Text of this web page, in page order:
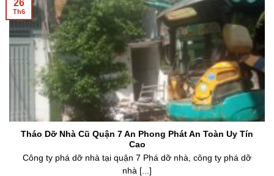
Tháo Dỡ Nhà Cũ Quận 7 An Phong Phát An Toàn Uy Tín
Cao
Công ty phá dỡ nhà tại quận 7 Phá dỡ nhà, công ty phá dỡ
26